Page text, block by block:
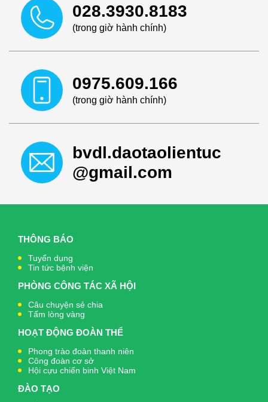
028.3930.8183
(trong giờ hành chính)
0975.609.166
(trong giờ hành chính)
bvdl.daotaolientuc
@gmail.com
THÔNG BÁO
Tuyển dụng
Tin tức bệnh viện
PHÒNG CÔNG TÁC XÃ HỘI
Câu chuyện sẻ chia
Tấm lòng vàng
HOẠT ĐỘNG ĐOÀN THỂ
Phong trào đoàn thanh niên
Công đoàn cơ sở
Hội cựu chiến binh Việt Nam
ĐÀO TẠO